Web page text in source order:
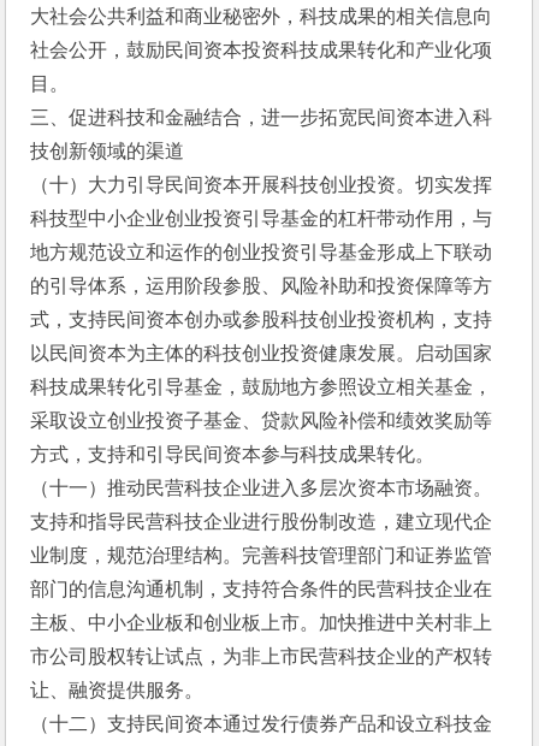
大社会公共利益和商业秘密外，科技成果的相关信息向
社会公开，鼓励民间资本投资科技成果转化和产业化项
目。
三、促进科技和金融结合，进一步拓宽民间资本进入科
技创新领域的渠道
（十）大力引导民间资本开展科技创业投资。切实发挥
科技型中小企业创业投资引导基金的杠杆带动作用，与
地方规范设立和运作的创业投资引导基金形成上下联动
的引导体系，运用阶段参股、风险补助和投资保障等方
式，支持民间资本创办或参股科技创业投资机构，支持
以民间资本为主体的科技创业投资健康发展。启动国家
科技成果转化引导基金，鼓励地方参照设立相关基金，
采取设立创业投资子基金、贷款风险补偿和绩效奖励等
方式，支持和引导民间资本参与科技成果转化。
（十一）推动民营科技企业进入多层次资本市场融资。
支持和指导民营科技企业进行股份制改造，建立现代企
业制度，规范治理结构。完善科技管理部门和证券监管
部门的信息沟通机制，支持符合条件的民营科技企业在
主板、中小企业板和创业板上市。加快推进中关村非上
市公司股权转让试点，为非上市民营科技企业的产权转
让、融资提供服务。
（十二）支持民间资本通过发行债券产品和设立科技金